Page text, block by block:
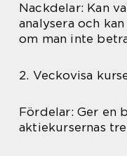
Nackdelar: Kan
analysera och
om man inte
2. Veckovisa
Fördelar: Ger en
aktiekursernas